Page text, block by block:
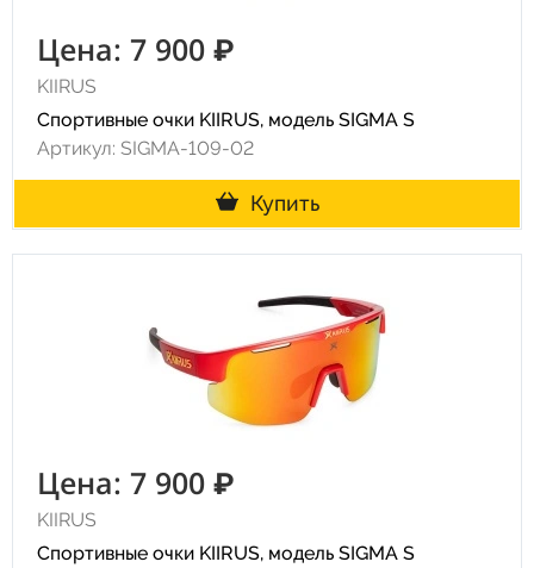
Цена: 7 900 ₽
KIIRUS
Спортивные очки KIIRUS, модель SIGMA S
Артикул: SIGMA-109-02
Купить
Цена: 7 900 ₽
KIIRUS
Спортивные очки KIIRUS, модель SIGMA S